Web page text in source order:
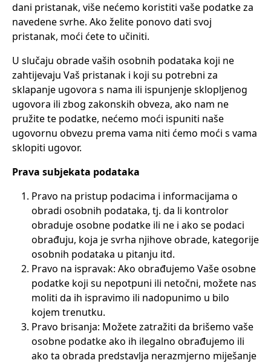
dani pristanak, više nećemo koristiti vaše podatke za
navedene svrhe. Ako želite ponovo dati svoj
pristanak, moći ćete to učiniti.
U slučaju obrade vaših osobnih podataka koji ne
zahtijevaju Vaš pristanak i koji su potrebni za
sklapanje ugovora s nama ili ispunjenje sklopljenog
ugovora ili zbog zakonskih obveza, ako nam ne
pružite te podatke, nećemo moći ispuniti naše
ugovornu obvezu prema vama niti ćemo moći s vama
sklopiti ugovor.
Prava subjekata podataka
Pravo na pristup podacima i informacijama o
obradi osobnih podataka, tj. da li kontrolor
obraduje osobne podatke ili ne i ako se podaci
obrađuju, koja je svrha njihove obrade, kategorije
osobnih podataka u pitanju itd.
Pravo na ispravak: Ako obrađujemo Vaše osobne
podatke koji su nepotpuni ili netočni, možete nas
moliti da ih ispravimo ili nadopunimo u bilo
kojem trenutku.
Pravo brisanja: Možete zatražiti da brišemo vaše
osobne podatke ako ih ilegalno obrađujemo ili
ako ta obrada predstavlja nerazmjerno miješanje